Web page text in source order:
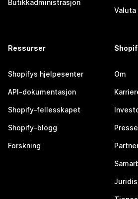
Butikkadministrasjon
Ressurser
Shopifys hjelpesenter
API-dokumentasjon
Shopify-fellesskapet
Shopify-blogg
Forskning
Om